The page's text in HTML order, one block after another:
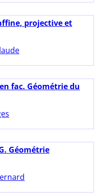
projective et
fac. Géométrie du
Géométrie